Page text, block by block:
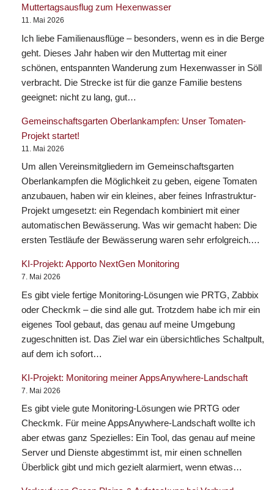
Muttertagsausflug zum Hexenwasser
11. Mai 2026
Ich liebe Familienausflüge – besonders, wenn es in die Berge
geht. Dieses Jahr haben wir den Muttertag mit einer
schönen, entspannten Wanderung zum Hexenwasser in Söll
verbracht. Die Strecke ist für die ganze Familie bestens
geeignet: nicht zu lang, gut…
Gemeinschaftsgarten Oberlankampfen: Unser Tomaten-
Projekt startet!
11. Mai 2026
Um allen Vereinsmitgliedern im Gemeinschaftsgarten
Oberlankampfen die Möglichkeit zu geben, eigene Tomaten
anzubauen, haben wir ein kleines, aber feines Infrastruktur-
Projekt umgesetzt: ein Regendach kombiniert mit einer
automatischen Bewässerung. Was wir gemacht haben: Die
ersten Testläufe der Bewässerung waren sehr erfolgreich.…
KI-Projekt: Apporto NextGen Monitoring
7. Mai 2026
Es gibt viele fertige Monitoring-Lösungen wie PRTG, Zabbix
oder Checkmk – die sind alle gut. Trotzdem habe ich mir ein
eigenes Tool gebaut, das genau auf meine Umgebung
zugeschnitten ist. Das Ziel war ein übersichtliches Schaltpult,
auf dem ich sofort…
KI-Projekt: Monitoring meiner AppsAnywhere-Landschaft
7. Mai 2026
Es gibt viele gute Monitoring-Lösungen wie PRTG oder
Checkmk. Für meine AppsAnywhere-Landschaft wollte ich
aber etwas ganz Spezielles: Ein Tool, das genau auf meine
Server und Dienste abgestimmt ist, mir einen schnellen
Überblick gibt und mich gezielt alarmiert, wenn etwas…